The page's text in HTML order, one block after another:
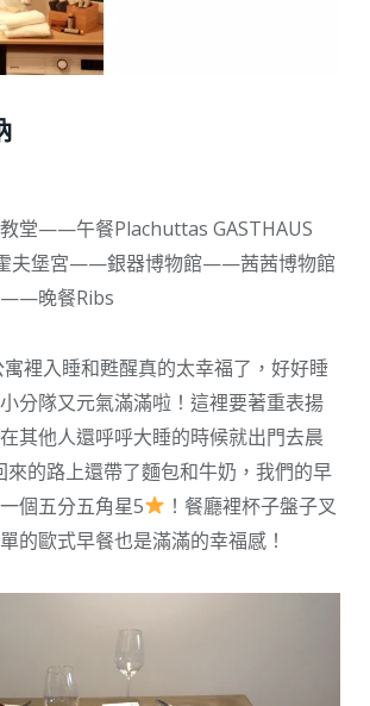
堂——午餐Plachuttas GASTHAUS
夫堡宮——銀器博物館——茜茜博物館
晚餐Ribs
入睡和甦醒真的太幸福了，好好睡
分隊又元氣滿滿啦！這裡要著重表揚
其他人還呼呼大睡的時候就出門去晨
來的路上還帶了麵包和牛奶，我們的早
個五分五角星5
！餐廳裡杯子盤子叉
的歐式早餐也是滿滿的幸福感！